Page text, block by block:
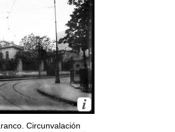
Circunvalación